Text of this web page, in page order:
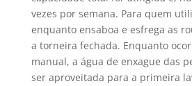
vezes por semana. Para quem
enquanto ensaboa e esfrega as
a torneira fechada. Enquanto
manual, a água de enxague das
ser aproveitada para a primeira